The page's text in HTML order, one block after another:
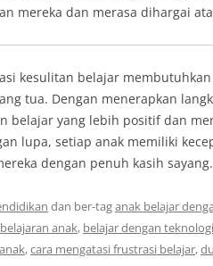
mereka dan merasa dihargai
kesulitan belajar
tua. Dengan menerapkan
belajar yang lebih positif dan
lupa, setiap anak memiliki
dengan penuh kasih sayang.
dan ber-taganak belajar
anak, belajar dengan teknologi
,cara mengatasi frustrasi belajar,